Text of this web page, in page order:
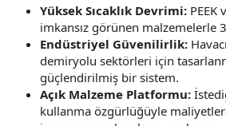
i
Yüksek Sıcaklık Devrimi: PEEK
imkansız görünen malzemelerle
Endüstriyel Güvenilirlik:
demiryolu sektörleri için
güçlendirilmiş bir sistem.
Açık Malzeme Platformu:
kullanma özgürlüğüyle